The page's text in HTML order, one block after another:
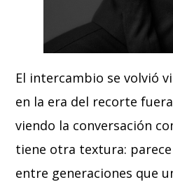
El intercambio se volvió
en la era del recorte
viendo la conversación
tiene otra textura:
entre generaciones que